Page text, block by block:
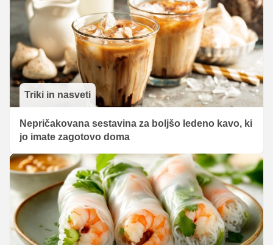
Triki in nasveti
Nepričakovana sestavina za boljšo ledeno kavo, ki
jo imate zagotovo doma